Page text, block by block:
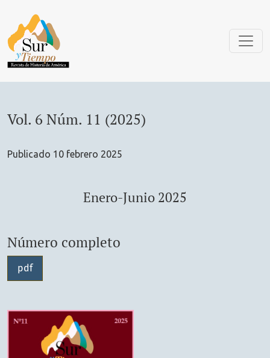
Vol. 6 Núm. 11 (2025)
Publicado 10 febrero 2025
Enero-Junio 2025
Número completo
pdf